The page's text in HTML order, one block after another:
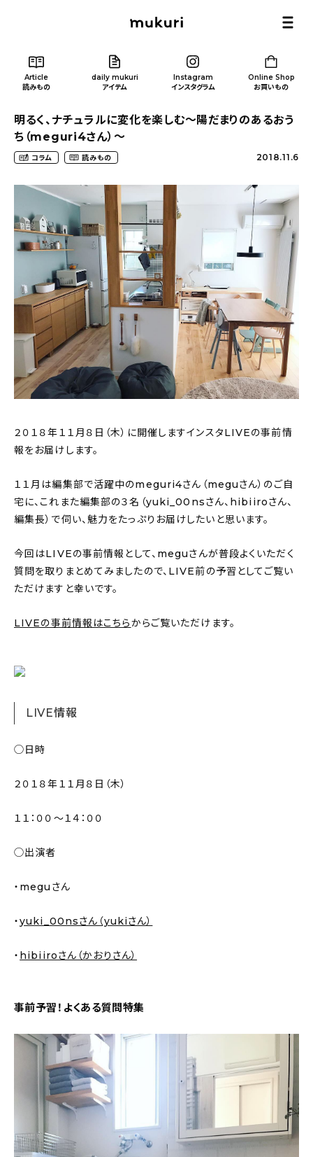
Article
読みもの
daily mukuri
アイテム
Instagram
インスタグラム
Online Shop
お買いもの
Article/ 読みもの
カテゴリー一覧
人気の記事
おすすめの記事
コラム
キッチン
暮らし
daily mukuri/ アイテム
カテゴリー一覧
新着記事
人気の記事
おすすめの記事
About
プライバシーポリシー
お問い合わせ
明るく、ナチュラルに変化を楽しむ〜陽だまりのあるおう
ち（meguri4さん）〜
コラム 読みもの 2018.11.6
２０１８年１１月８日（木）に開催しますインスタLIVEの事前情
報をお届けします。
１１月は編集部で活躍中のmeguri4さん（meguさん）のご自
宅に、これまた編集部の３名（yuki_00nsさん、hibiiroさん、
編集長）で伺い、魅力をたっぷりお届けしたいと思います。
今回はLIVEの事前情報として、meguさんが普段よくいただく
質問を取りまとめてみましたので、LIVE前の予習としてご覧い
ただけますと幸いです。
LIVEの事前情報はこちらからご覧いただけます。
LIVE情報
◯日時
２０１８年１１月８日（木）
１１：００〜１４：００
◯出演者
・meguさん
・yuki_00nsさん（yukiさん）
・ hibiiroさん（かおりさん）
事前予習！よくある質問特集